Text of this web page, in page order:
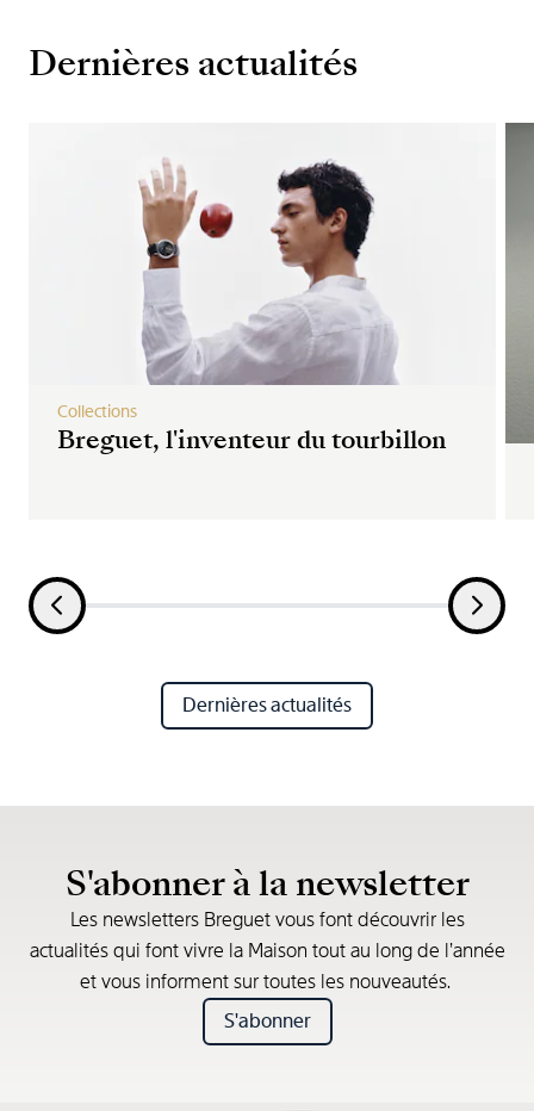
Dernières actualités
Breguet, l'inventeur du tourbillon
Collections
Dernières actualités
S'abonner à la newsletter
Les newsletters Breguet vous font découvrir les
actualités qui font vivre la Maison tout au long de l’année
et vous informent sur toutes les nouveautés.
S'abonner